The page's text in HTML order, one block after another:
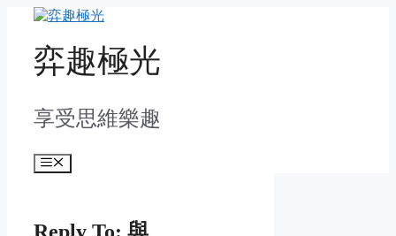
content弈趣極光
享受思維樂趣
Menu